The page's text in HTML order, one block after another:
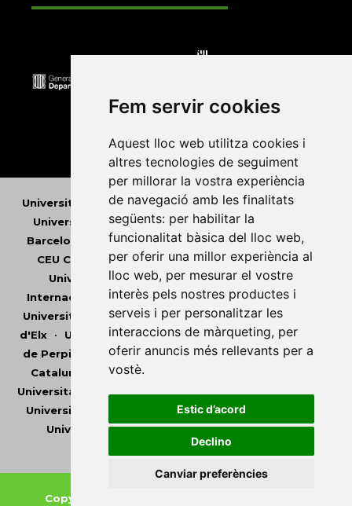
Fem servir cookies
Aquest lloc web utilitza cookies i
altres tecnologies de seguiment
per millorar la vostra experiència
de navegació amb les finalitats
següents: per habilitar la
funcionalitat bàsica del lloc web,
per oferir una millor experiència al
lloc web, per mesurar el vostre
interès pels nostres productes i
serveis i per personalitzar les
interaccions de màrqueting, per
oferir anuncis més rellevants per a
vostè.
Estic d’acord
Declino
Canviar preferències
Universitat Abat Oliba CEU•Universitat d'Alacant
Universitat d'Andorra•Universitat Autònoma de
Barcelona
Universitat de Barcelona•Universitat
CEU Cardenal Herrera•Universitat de Girona •
Universitat de les Illes Balears• Universitat
Internacional de Catalunya•Universitat Jaume I
Universitat de Lleida• Universitat Miguel Hernández
d'Elx• Universitat Oberta de Catalunya•Universitat
de Perpinyà Via Domitia•Universitat Politècnica de
Catalunya
Universitat Politècnica de València
Universitat Pompeu Fabra•Universitat Ramon Llull
Universitat Rovira i Virgili
•Universitat de Sàsser
Universitat de València•Universitat de Vic -
Universitat Central de Catalunya
Copyright © 2026